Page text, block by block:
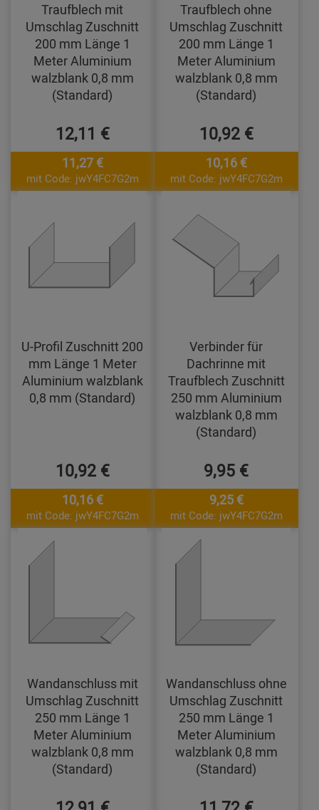
Traufblech mit
Umschlag Zuschnitt
200 mm Länge 1
Meter Aluminium
walzblank 0,8 mm
(Standard)
12,11 €
11,27 €
mit Code: jwY4FC7G2m
Traufblech ohne
Umschlag Zuschnitt
200 mm Länge 1
Meter Aluminium
walzblank 0,8 mm
(Standard)
10,92 €
10,16 €
mit Code: jwY4FC7G2m
U-Profil Zuschnitt 200
mm Länge 1 Meter
Aluminium walzblank
0,8 mm (Standard)
10,92 €
10,16 €
mit Code: jwY4FC7G2m
Verbinder für
Dachrinne mit
Traufblech Zuschnitt
250 mm Aluminium
walzblank 0,8 mm
(Standard)
9,95 €
9,25 €
mit Code: jwY4FC7G2m
Wandanschluss mit
Umschlag Zuschnitt
250 mm Länge 1
Meter Aluminium
walzblank 0,8 mm
(Standard)
Wandanschluss ohne
Umschlag Zuschnitt
250 mm Länge 1
Meter Aluminium
walzblank 0,8 mm
(Standard)